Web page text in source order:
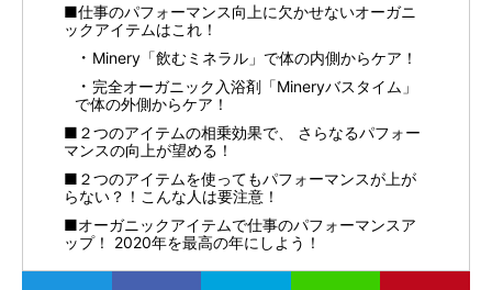
■仕事のパフォーマンス向上に欠かせないオーガニ
ックアイテムはこれ！
Minery「飲むミネラル」で体の内側からケア！
完全オーガニック入浴剤「Mineryバスタイム」
で体の外側からケア！
■２つのアイテムの相乗効果で、 さらなるパフォー
マンスの向上が望める！
■２つのアイテムを使ってもパフォーマンスが上が
らない？！こんな人は要注意！
■オーガニックアイテムで仕事のパフォーマンスア
ップ！ 2020年を最高の年にしよう！